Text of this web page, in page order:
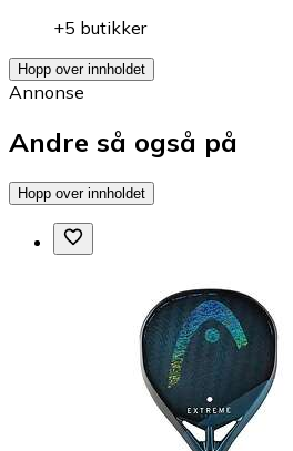
+5 butikker
Hopp over innholdet
Annonse
Andre så også på
Hopp over innholdet